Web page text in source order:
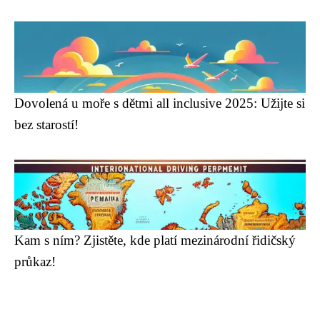
Dovolená u moře s dětmi all inclusive 2025: Užijte si
bez starostí!
Kam s ním? Zjistěte, kde platí mezinárodní řidičský
průkaz!